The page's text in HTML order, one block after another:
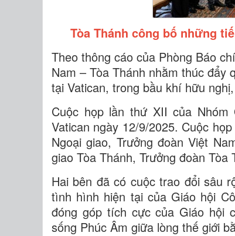
Tòa Thánh công bố những
Theo thông cáo của Phòng Báo
Nam – Tòa Thánh nhằm thúc đẩy
tại Vatican, trong bầu khí hữu
Cuộc họp lần thứ XII của
Vatican ngày 12/9/2025. Cuộc
Ngoại giao, Trưởng đoàn Việt
giao Tòa Thánh, Trưởng đoàn Tòa
Hai bên đã có cuộc trao đổi sâu
tình hình hiện tại của Giáo hội
đóng góp tích cực của Giáo hội
sống Phúc Âm giữa lòng thế giới